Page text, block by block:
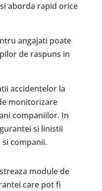
aborda rapid orice
angajati poate
de raspuns in
accidentelor la
monitorizare
companiilor. In
si linistii
companii.
module de
care pot fi